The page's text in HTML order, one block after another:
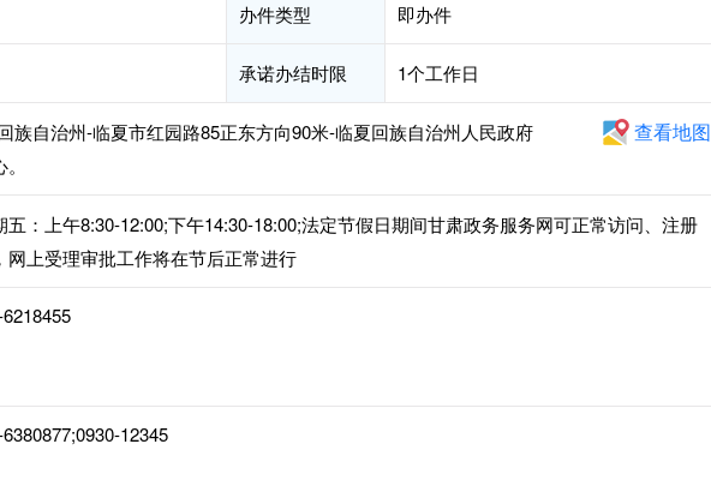
办件类型 即办件
承诺办结时限 1个工作日
族自治州-临夏市红园路85正东方向90米-临夏回族自治州人民政府
查看地图
五：上午8:30-12:00;下午14:30-18:00;法定节假日期间甘肃政务服务网可正常访问、注册
网上受理审批工作将在节后正常进行
12345